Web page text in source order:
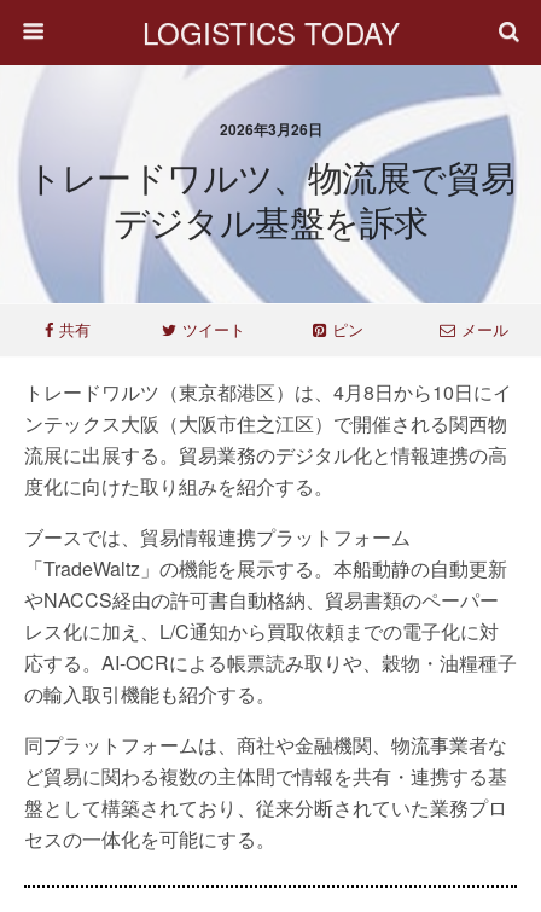
LOGISTICS TODAY
2026年3月26日
トレードワルツ、物流展で貿易
デジタル基盤を訴求
共有 ツイート ピン メール
トレードワルツ（東京都港区）は、4月8日から10日にイ
ンテックス大阪（大阪市住之江区）で開催される関西物
流展に出展する。貿易業務のデジタル化と情報連携の高
度化に向けた取り組みを紹介する。
ブースでは、貿易情報連携プラットフォーム
「TradeWaltz」の機能を展示する。本船動静の自動更新
やNACCS経由の許可書自動格納、貿易書類のペーパー
レス化に加え、L/C通知から買取依頼までの電子化に対
応する。AI-OCRによる帳票読み取りや、穀物・油糧種子
の輸入取引機能も紹介する。
同プラットフォームは、商社や金融機関、物流事業者な
ど貿易に関わる複数の主体間で情報を共有・連携する基
盤として構築されており、従来分断されていた業務プロ
セスの一体化を可能にする。